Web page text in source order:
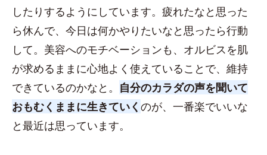
したりするようにしています。疲れたなと思った
ら休んで、今日は何かやりたいなと思ったら行動
して。美容へのモチベーションも、オルビスを肌
が求めるままに心地よく使えていることで、維持
できているのかなと。 自分のカラダの声を聞いて
おもむくままに生きていく のが、一番楽でいいな
と最近は思っています。